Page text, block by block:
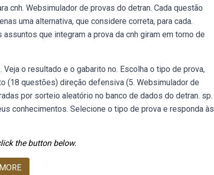
cnh. Websimulador de provas do detran. Cada questão
uma alternativa, que considere correta, para cada.
que integram a prova da cnh giram em torno de
o resultado e o gabarito no. Escolha o tipo de prova,
(18 questões) direção defensiva (5. Websimulador de
por sorteio aleatório no banco de dados do detran. sp.
conhecimentos. Selecione o tipo de prova e responda às
the button below.